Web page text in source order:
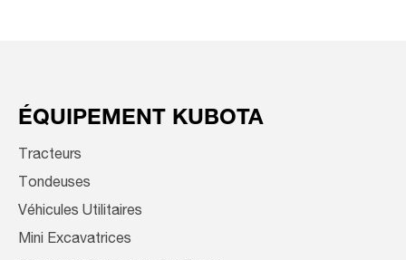
ÉQUIPEMENT KUBOTA
Tracteurs
Tondeuses
Véhicules Utilitaires
Mini Excavatrices